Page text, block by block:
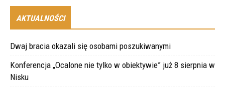
AKTUALNOŚCI
Dwaj bracia okazali się osobami poszukiwanymi
Konferencja „Ocalone nie tylko w obiektywie” już 8 sierpnia w
Nisku